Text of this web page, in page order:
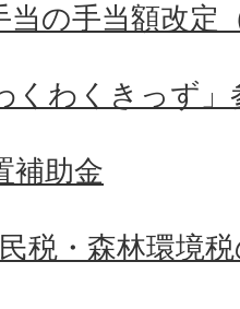
当の手当額改定
くわくきっず」
補助金
税・森林環境